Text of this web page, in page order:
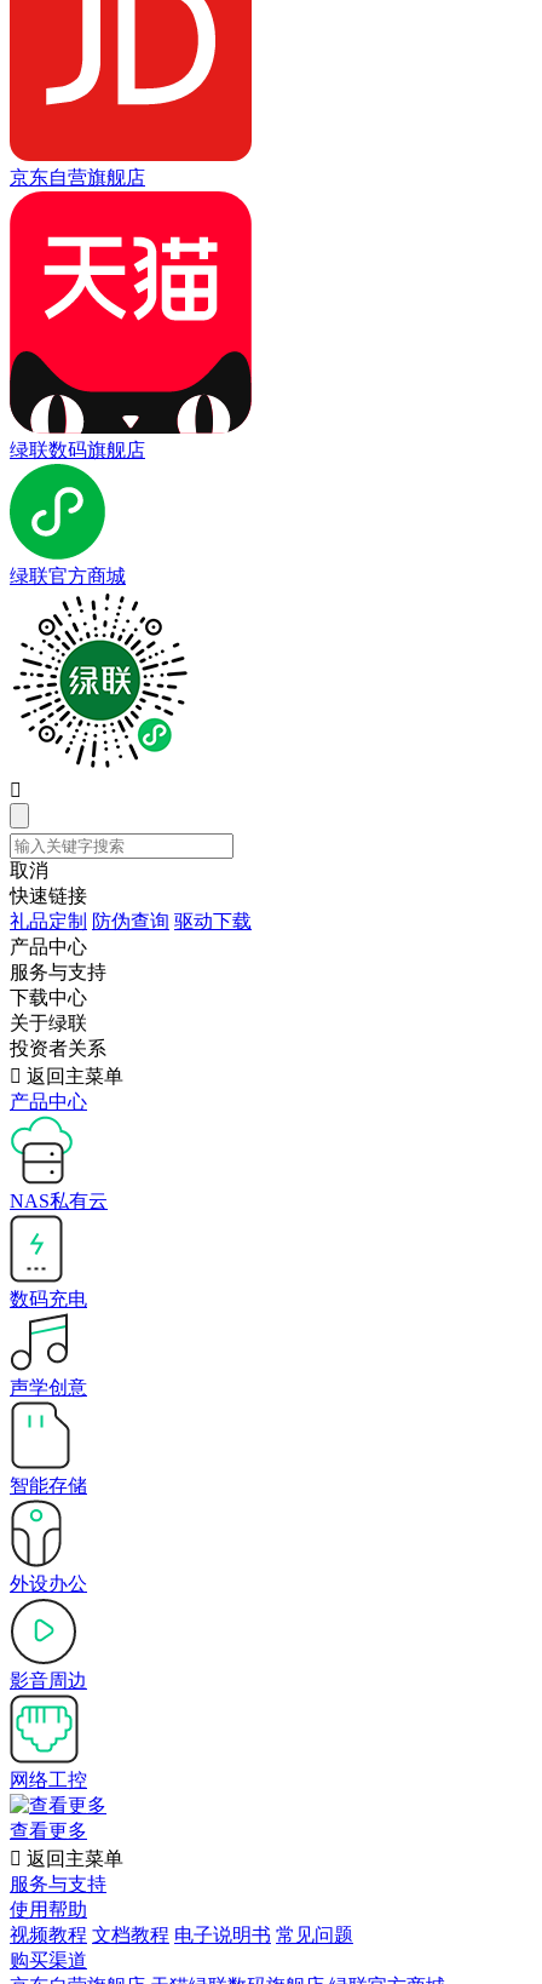
京东自营旗舰店
绿联数码旗舰店
绿联官方商城

取消
快速链接
礼品定制 防伪查询 驱动下载
产品中心
服务与支持
下载中心
关于绿联
投资者关系
 返回主菜单
产品中心
NAS私有云
数码充电
声学创意
智能存储
外设办公
影音周边
网络工控
查看更多
 返回主菜单
服务与支持
使用帮助
视频教程 文档教程 电子说明书 常见问题
购买渠道